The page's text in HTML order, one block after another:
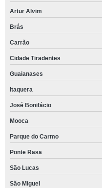
Artur Alvim
Brás
Carrão
Cidade Tiradentes
Guaianases
Itaquera
José Bonifácio
Mooca
Parque do Carmo
Ponte Rasa
São Lucas
São Miguel